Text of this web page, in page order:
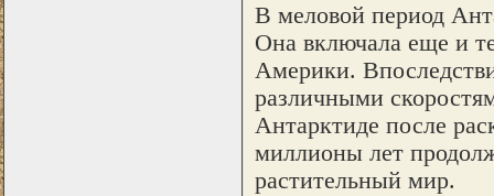
В меловой период
Она включала еще и
Америки.
различными
Антарктиде после
миллионы лет
растительный мир.